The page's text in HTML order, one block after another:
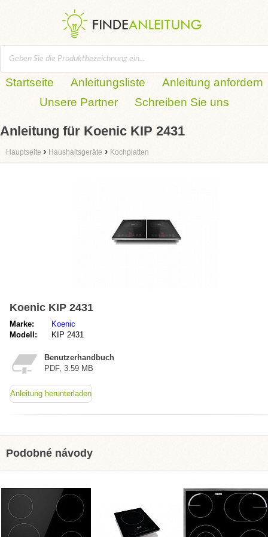
Startseite Anleitungsliste
Anleitung anfordern
Unsere Partner
Schreiben Sie uns
Anleitung für Koenic KIP 2431
Hauptseite › Haushaltsgeräte › Kochplatten
Koenic KIP 2431
Marke:
Koenic
Modell:
KIP 2431
Benutzerhandbuch
PDF, 3.59 MB
Anleitung herunterladen
Podobné návody